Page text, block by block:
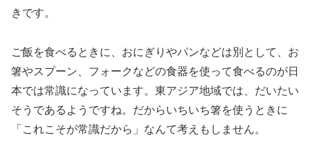
きです。
ご飯を食べるときに、おにぎりやパンなどは別として、お
箸やスプーン、フォークなどの食器を使って食べるのが日
本では常識になっています。東アジア地域では、だいたい
そうであるようですね。だからいちいち箸を使うときに
「これこそが常識だから」なんて考えもしません。